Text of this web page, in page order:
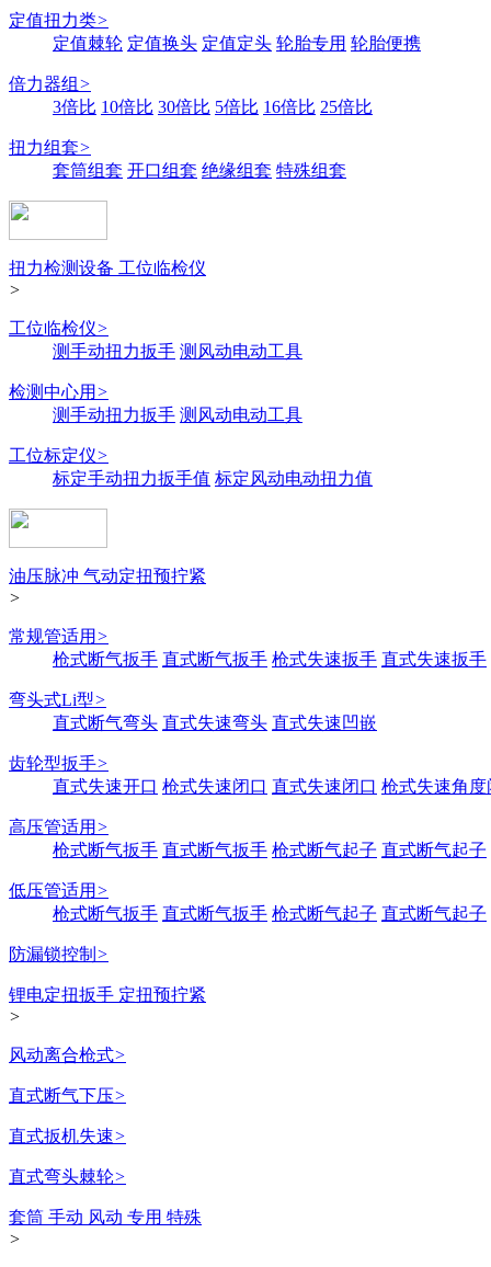
定值扭力类>
定值棘轮 定值换头 定值定头 轮胎专用 轮胎便携
倍力器组 >
3倍比 10倍比 30倍比 5倍比 16倍比 25倍比
扭力组套>
套筒组套 开口组套 绝缘组套 特殊组套
扭力检测设备 工位临检仪
>
工位临检仪>
测手动扭力扳手 测风动电动工具
检测中心用 >
测手动扭力扳手 测风动电动工具
工位标定仪>
标定手动扭力扳手值 标定风动电动扭力值
油压脉冲 气动定扭预拧紧
>
常规管适用 >
枪式断气扳手 直式断气扳手 枪式失速扳手 直式失速扳手
弯头式Li型>
直式断气弯头 直式失速弯头 直式失速凹嵌
齿轮型扳手>
直式失速开口 枪式失速闭口 直式失速闭口 枪式失速角度
高压管适用 >
枪式断气扳手 直式断气扳手 枪式断气起子 直式断气起子
低压管适用 >
枪式断气扳手 直式断气扳手 枪式断气起子 直式断气起子
防漏锁控制 >
锂电定扭扳手 定扭预拧紧
>
风动离合枪式>
直式断气下压>
直式扳机失速>
直式弯头棘轮>
套筒 手动 风动 专用 特殊
>